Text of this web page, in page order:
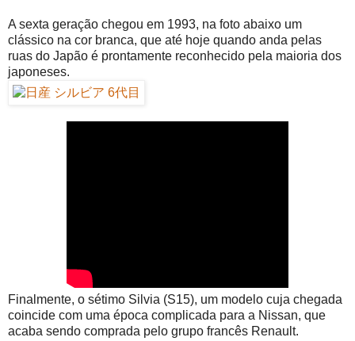
A sexta geração chegou em 1993, na foto abaixo um
clássico na cor branca, que até hoje quando anda pelas
ruas do Japão é prontamente reconhecido pela maioria dos
japoneses.
Finalmente, o sétimo Silvia (S15), um modelo cuja chegada
coincide com uma época complicada para a Nissan, que
acaba sendo comprada pelo grupo francês Renault.